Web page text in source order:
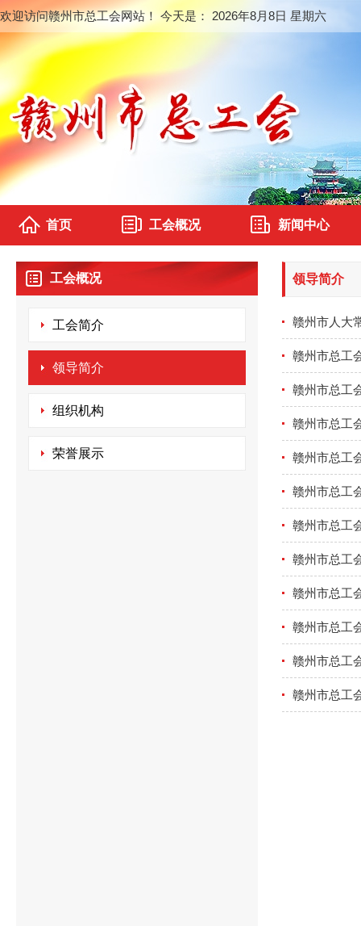
欢迎访问赣州市总工会网站！ 今天是： 2026年8月8日 星期六
首页 工会概况 新闻中心
工会概况
工会简介
领导简介
组织机构
荣誉展示
领导简介
赣州市人大
赣州市总工
赣州市总工
赣州市总工
赣州市总工
赣州市总工
赣州市总工
赣州市总工
赣州市总工
赣州市总工
赣州市总工
赣州市总工